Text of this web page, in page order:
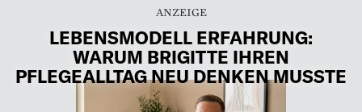
LEBENSMODELL ERFAHRUNG:
WARUM BRIGITTE IHREN
PFLEGEALLTAG NEU DENKEN MUSSTE